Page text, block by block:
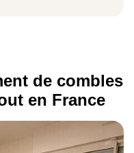
de combles
en France